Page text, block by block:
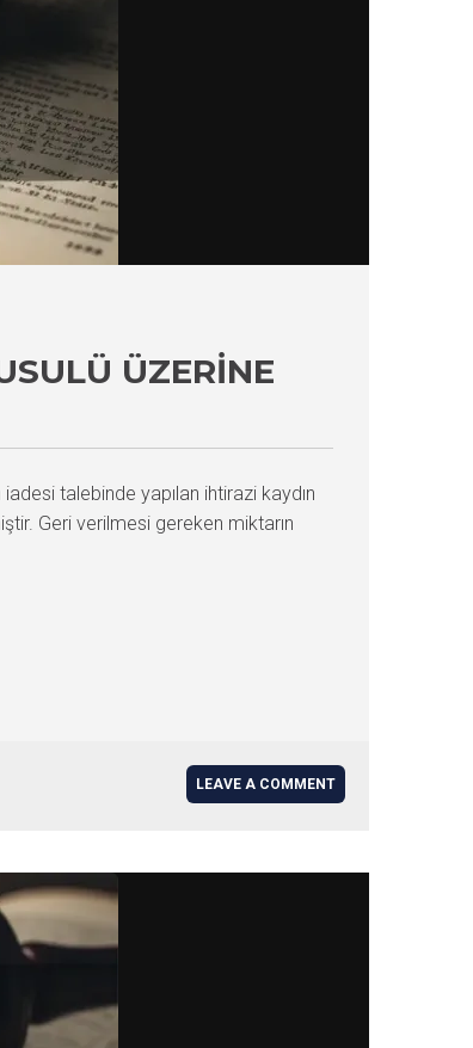
ÜZERINE
talebinde yapılan ihtirazi kaydın
Geri verilmesi gereken miktarın
LEAVE A COMMENT